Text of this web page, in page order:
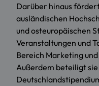
Darüber hinaus
ausländischen
und osteuropäischen
Veranstaltungen und
Bereich Marketing
Außerdem beteiligt sie